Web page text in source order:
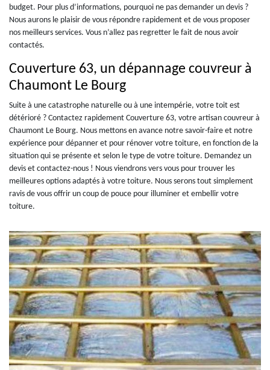
budget. Pour plus d’informations, pourquoi ne pas demander un devis ?
Nous aurons le plaisir de vous répondre rapidement et de vous proposer
nos meilleurs services. Vous n’allez pas regretter le fait de nous avoir
contactés.
Couverture 63, un dépannage couvreur à
Chaumont Le Bourg
Suite à une catastrophe naturelle ou à une intempérie, votre toit est
détérioré ? Contactez rapidement Couverture 63, votre artisan couvreur à
Chaumont Le Bourg. Nous mettons en avance notre savoir-faire et notre
expérience pour dépanner et pour rénover votre toiture, en fonction de la
situation qui se présente et selon le type de votre toiture. Demandez un
devis et contactez-nous ! Nous viendrons vers vous pour trouver les
meilleures options adaptés à votre toiture. Nous serons tout simplement
ravis de vous offrir un coup de pouce pour illuminer et embellir votre
toiture.